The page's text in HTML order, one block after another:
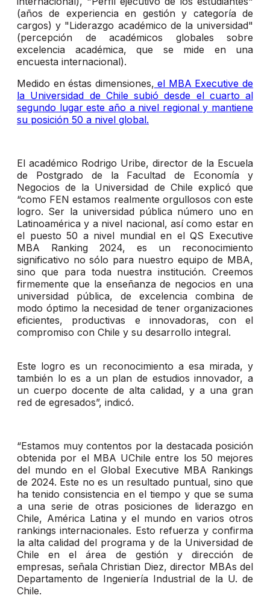
(años de experiencia en gestión y categoría de
cargos) y "Liderazgo académico de la universidad"
(percepción de académicos globales sobre
excelencia académica, que se mide en una
encuesta internacional).
Medido en éstas dimensiones, el MBA Executive de
la Universidad de Chile subió desde el cuarto al
segundo lugar este año a nivel regional y mantiene
su posición 50 a nivel global.
El académico Rodrigo Uribe, director de la Escuela
de Postgrado de la Facultad de Economía y
Negocios de la Universidad de Chile explicó que
“como FEN estamos realmente orgullosos con este
logro. Ser la universidad pública número uno en
Latinoamérica y a nivel nacional, así como estar en
el puesto 50 a nivel mundial en el QS Executive
MBA Ranking 2024, es un reconocimiento
significativo no sólo para nuestro equipo de MBA,
sino que para toda nuestra institución. Creemos
firmemente que la enseñanza de negocios en una
universidad pública, de excelencia combina de
modo óptimo la necesidad de tener organizaciones
eficientes, productivas e innovadoras, con el
compromiso con Chile y su desarrollo integral.
Este logro es un reconocimiento a esa mirada, y
también lo es a un plan de estudios innovador, a
un cuerpo docente de alta calidad, y a una gran
red de egresados”, indicó.
“Estamos muy contentos por la destacada posición
obtenida por el MBA UChile entre los 50 mejores
del mundo en el Global Executive MBA Rankings
de 2024. Este no es un resultado puntual, sino que
ha tenido consistencia en el tiempo y que se suma
a una serie de otras posiciones de liderazgo en
Chile, América Latina y el mundo en varios otros
rankings internacionales. Esto refuerza y confirma
la alta calidad del programa y de la Universidad de
Chile en el área de gestión y dirección de
empresas, señala Christian Diez, director MBAs del
Departamento de Ingeniería Industrial de la U. de
Chile.